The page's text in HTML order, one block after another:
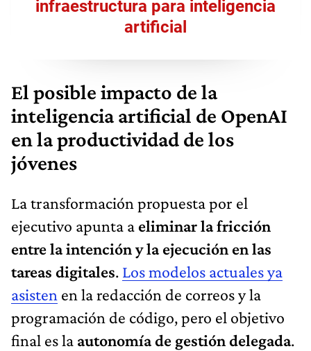
infraestructura para inteligencia
artificial
El posible impacto de la
inteligencia artificial de OpenAI
en la productividad de los
jóvenes
La transformación propuesta por el
ejecutivo apunta a eliminar la fricción
entre la intención y la ejecución en las
tareas digitales. Los modelos actuales ya
asisten en la redacción de correos y la
programación de código, pero el objetivo
final es la autonomía de gestión delegada.